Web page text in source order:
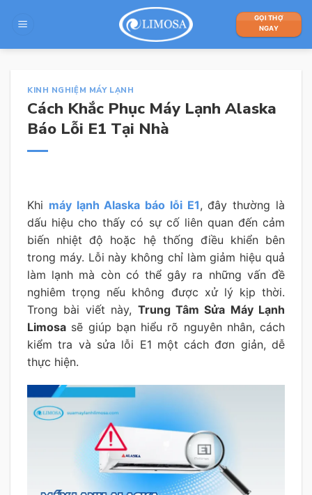
GỌI THỢ
NGAY
KINH NGHIỆM MÁY LẠNH
Cách Khắc Phục Máy Lạnh Alaska
Báo Lỗi E1 Tại Nhà
Khi máy lạnh Alaska báo lỗi E1, đây thường là
dấu hiệu cho thấy có sự cố liên quan đến cảm
biến nhiệt độ hoặc hệ thống điều khiển bên
trong máy. Lỗi này không chỉ làm giảm hiệu quả
làm lạnh mà còn có thể gây ra những vấn đề
nghiêm trọng nếu không được xử lý kịp thời.
Trong bài viết này, Trung Tâm Sửa Máy Lạnh
Limosa sẽ giúp bạn hiểu rõ nguyên nhân, cách
kiểm tra và sửa lỗi E1 một cách đơn giản, dễ
thực hiện.